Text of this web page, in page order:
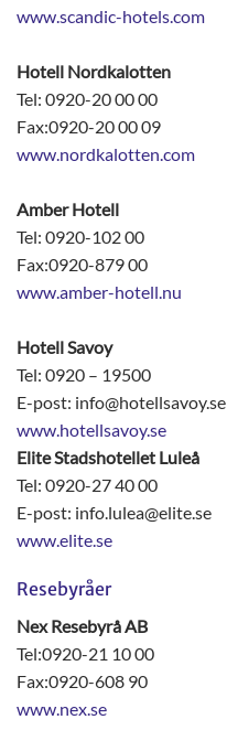
www.scandic-hotels.com
Hotell Nordkalotten
Tel: 0920-20 00 00
Fax:0920-20 00 09
www.nordkalotten.com
Amber Hotell
Tel: 0920-102 00
Fax:0920-879 00
www.amber-hotell.nu
Hotell Savoy
Tel: 0920 – 19500
E-post: info@hotellsavoy.se
www.hotellsavoy.se
Elite Stadshotellet Luleå
Tel: 0920-27 40 00
E-post: info.lulea@elite.se
www.elite.se
Resebyråer
Nex Resebyrå AB
Tel:0920-21 10 00
Fax:0920-608 90
www.nex.se